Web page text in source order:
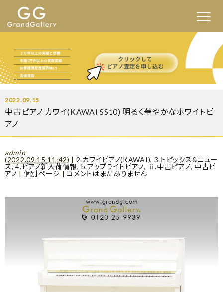
2022.09.15
中古ピアノ カワイ(KAWAI SS10) 明るく華やかなホワイトピ
アノ
admin
(2022.09.15 11:42) | 2.カワイピアノ(KAWAI), 3.トピックス&ニュー
ス,4.ピアノ新入荷情報, b.アップライトピアノ, ⅱ.中古ピアノ, 中古ピ
アノ | 個別ページ |コメントはまだありません